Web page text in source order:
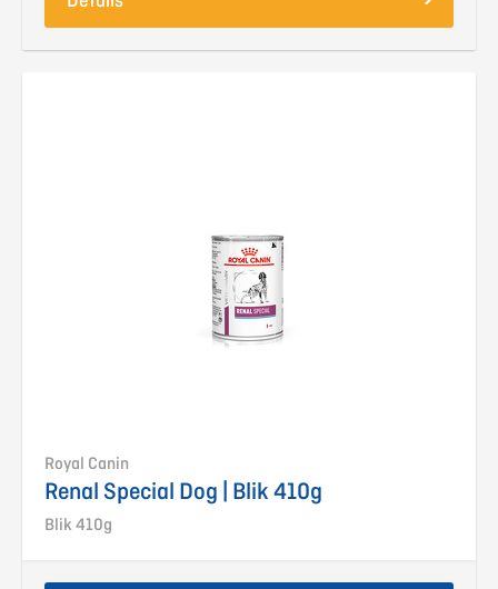
Royal Canin
Renal Special Dog | Blik 410g
Blik 410g